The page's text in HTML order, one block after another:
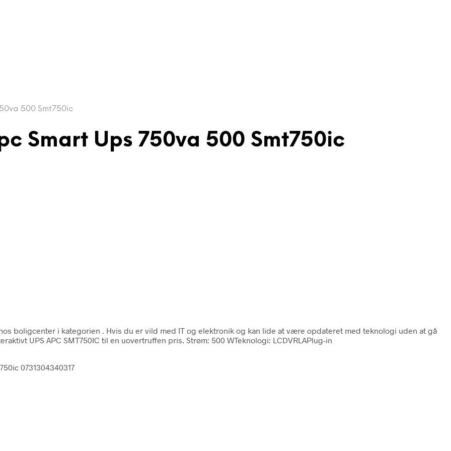
500 Smt750ic
Smart Ups 750va 500 Smt750ic
boligcenter i kategorien
. Hvis du er vild med IT og elektronik og kan lide at være opdateret med teknologi uden at gå
UPS APC SMT750IC til en uovertruffen pris. Strøm: 500 WTeknologi: LCDVRLAPlug-in
0731304340317